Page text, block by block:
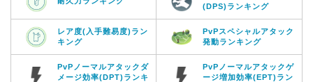
(DPS)ランキング
レア度(入手難易度)ラン
キング
PvPスペシャルアタック
発動ランキング
PvPノーマルアタックダ
メージ効率(DPT)ランキ
PvPノーマルアタックゲ
ージ増加効率(EPT)ラン